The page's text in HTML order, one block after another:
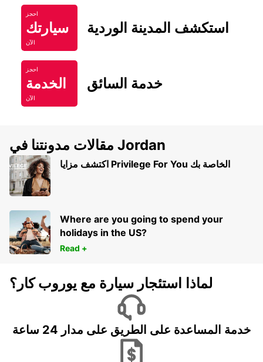
احجز
سيارتك
الآن
استكشف المدينة الوردية
احجز
الخدمة
الآن
خدمة السائق
مقالات مدونتنا في Jordan
اكتشف مزايا Privilege For You الخاصة بك
Where are you going to spend your
holidays in the US?
Read +
لماذا استئجار سيارة مع يوروب كار؟
خدمة المساعدة على الطريق على مدار 24 ساعة